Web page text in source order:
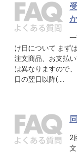
け日について まず
注文商品、お支払
は異なりますので
日の翌日以降(….
2